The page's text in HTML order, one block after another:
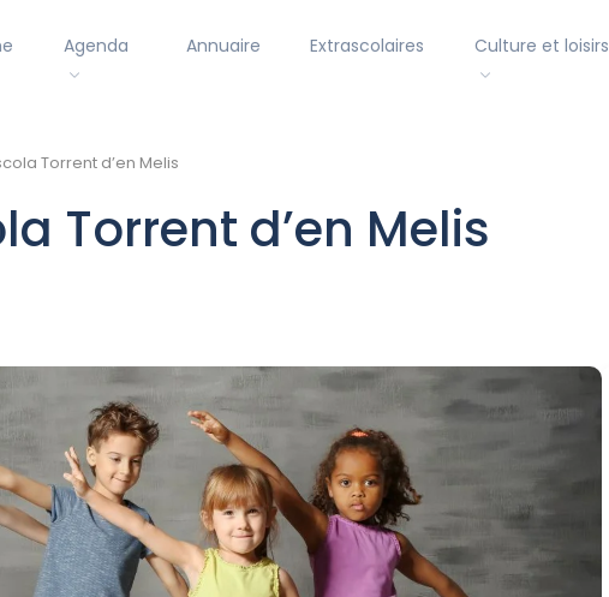
Agenda Annuaire Extrascolaires Culture et loisirs
Torrent d’en Melis
Torrent d’en Melis